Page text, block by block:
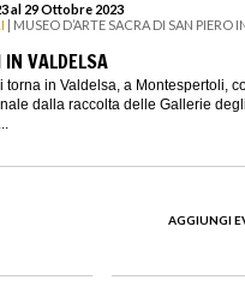
al 29 Ottobre 2023
| MUSEO D’ARTE SACRA DI SAN PIERO
IN VALDELSA
torna in Valdelsa, a Montespertoli,
dalla raccolta delle Gallerie
AGGIUNGI